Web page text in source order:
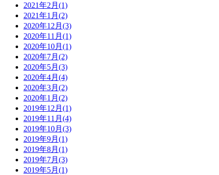
2021年2月(1)
2021年1月(2)
2020年12月(3)
2020年11月(1)
2020年10月(1)
2020年7月(2)
2020年5月(3)
2020年4月(4)
2020年3月(2)
2020年1月(2)
2019年12月(1)
2019年11月(4)
2019年10月(3)
2019年9月(1)
2019年8月(1)
2019年7月(3)
2019年5月(1)